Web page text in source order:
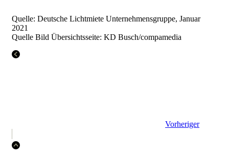
Quelle: Deutsche Lichtmiete Unternehmensgruppe, Januar
2021
Quelle Bild Übersichtsseite: KD Busch/compamedia
Vorheriger